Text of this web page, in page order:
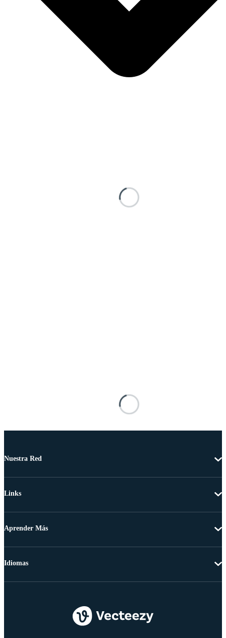
Nuestra Red
Links
Aprender Más
Idiomas